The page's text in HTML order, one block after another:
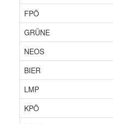
FPÖ
GRÜNE
NEOS
BIER
LMP
KPÖ